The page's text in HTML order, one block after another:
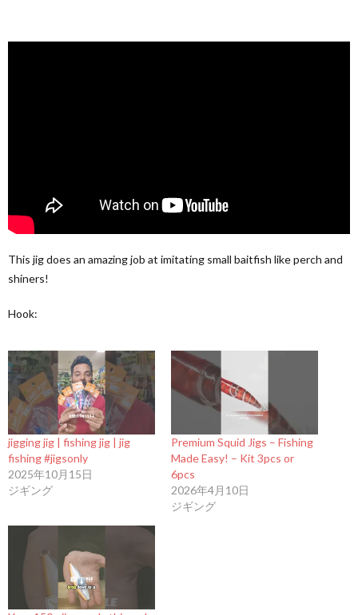
This jig does an amazing job at imitating small baitfish like perch and
shiners!
Hook:
jigging jig | fishing jig | jig
fishing #jigsonly
2025年10月15日
ジギング
Premium Squid Jigs – Fishing
Made Easy! – Kit 3pcs or
6pcs
2026年4月10日
ジギング